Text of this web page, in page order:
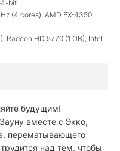
bit
(4 cores), AMD FX-4350
Radeon HD 5770 (1 GB), Intel
будущим!
вместе с Экко,
перематывающего
над тем, чтобы